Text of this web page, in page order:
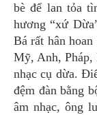
bè để lan tỏa
hương “xứ
Bá rất hân
Mỹ, Anh, Pháp,
nhạc cụ dừa.
đệm đàn bằng
âm nhạc, ông